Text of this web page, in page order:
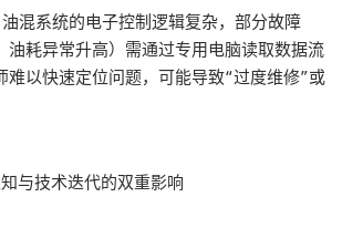
混系统的电子控制逻辑复杂，部分故障
油耗异常升高）需通过专用电脑读取数据流
难以快速定位问题，可能导致“过度维修”或
与技术迭代的双重影响